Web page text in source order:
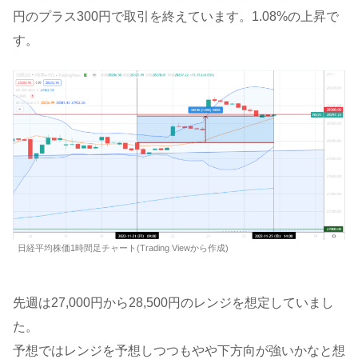
円のプラス300円で取引を終えています。1.08%の上昇で
す。
日経平均株価1時間足チャート(Trading Viewから作成)
先週は27,000円から28,500円のレンジを想定していまし
た。
予想ではレンジを予想しつつもやや下方向が強いかなと想